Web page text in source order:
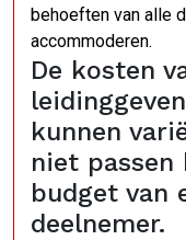
behoeften van alle
accommoderen.
De kosten
kunnen
niet passen
budget van
deelnemer.